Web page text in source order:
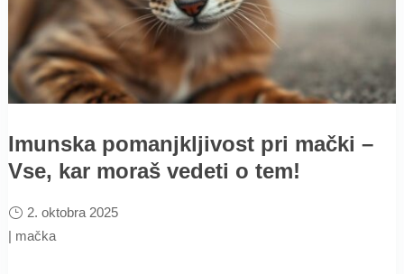
Imunska pomanjkljivost pri mački –
Vse, kar moraš vedeti o tem!
2. oktobra 2025
| mačka